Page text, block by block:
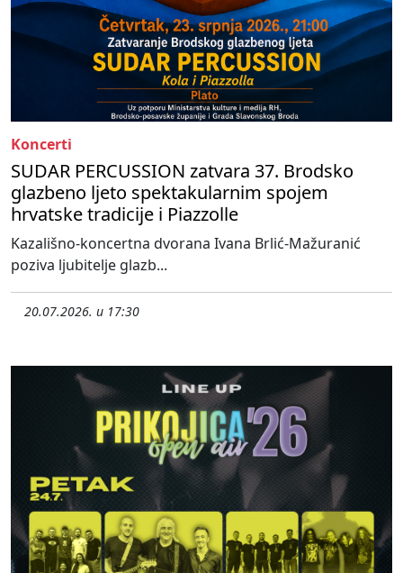
Koncerti
SUDAR PERCUSSION zatvara 37. Brodsko
glazbeno ljeto spektakularnim spojem
hrvatske tradicije i Piazzolle
Kazališno-koncertna dvorana Ivana Brlić-Mažuranić
poziva ljubitelje glazb...
20.07.2026. u 17:30